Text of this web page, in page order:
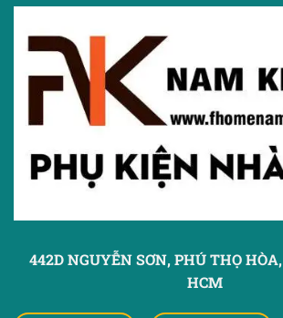
442D NGUYỄN SƠN, PHÚ THỌ HÒA,
HCM